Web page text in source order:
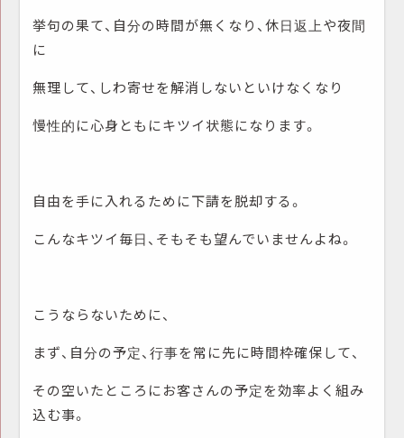
挙句の果て、自分の時間が無くなり、休日返上や夜間
に
無理して、しわ寄せを解消しないといけなくなり
慢性的に心身ともにキツイ状態になります。
自由を手に入れるために下請を脱却する。
こんなキツイ毎日、そもそも望んでいませんよね。
こうならないために、
まず、自分の予定、行事を常に先に時間枠確保して、
その空いたところにお客さんの予定を効率よく組み
込む事。